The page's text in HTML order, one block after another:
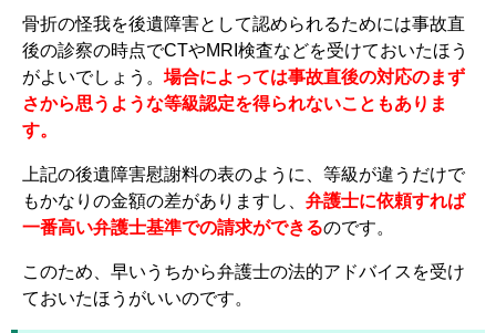
骨折の怪我を後遺障害として認められるためには事故直
後の診察の時点でCTやMRI検査などを受けておいたほう
がよいでしょう。 場合によっては事故直後の対応のまず
さから思うような等級認定を得られないこともありま
す。
上記の後遺障害慰謝料の表のように、等級が違うだけで
もかなりの金額の差がありますし、 弁護士に依頼すれば
一番高い弁護士基準での請求ができるのです。
このため、早いうちから弁護士の法的アドバイスを受け
ておいたほうがいいのです。